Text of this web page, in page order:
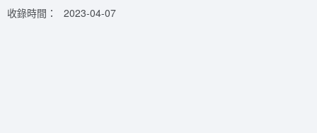
收錄時間： 2023-04-07